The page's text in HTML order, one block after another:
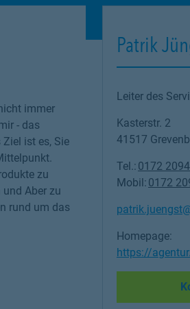
immer
- das
ist es, Sie
zu
Aber zu
rund um das
Patrik
Leiter des
Kasterstr. 2
41517
Tel.: 0172
Mobil: 0172
Homepage:
https://